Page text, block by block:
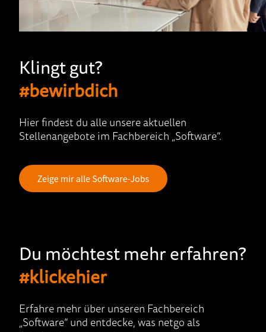
Klingt gut?
#bewirbdich
Hier findest du alle unsere aktuellen
Stellenangebote im Fachbereich „Software“.
Du möchtest mehr erfahren?
#klickehier
Erfahre mehr über unseren Fachbereich
„Software“ und entdecke, was netgo als